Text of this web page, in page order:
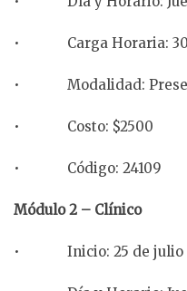
• Carga Horaria:
• Modalidad:
• Costo: $2500
• Código: 24109
Módulo 2 – Clínico
• Inicio: 25 de julio